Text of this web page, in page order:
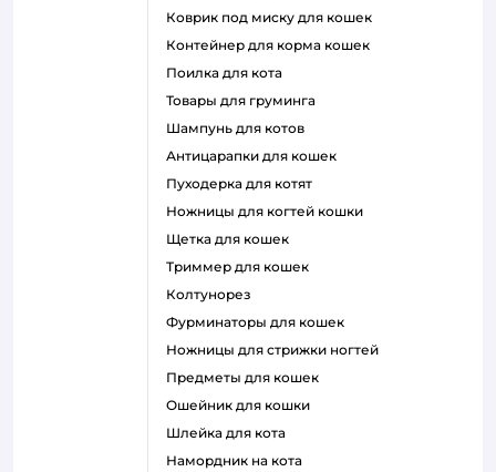
коврик под миску для кошек
контейнер для корма кошек
поилка для кота
товары для груминга
шампунь для котов
антицарапки для кошек
пуходерка для котят
ножницы для когтей кошки
щетка для кошек
триммер для кошек
колтунорез
фурминаторы для кошек
ножницы для стрижки ногтей
предметы для кошек
ошейник для кошки
шлейка для кота
намордник на кота